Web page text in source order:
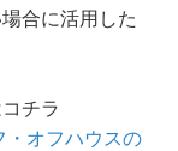
合に活用した
チラ
・オフハウスの